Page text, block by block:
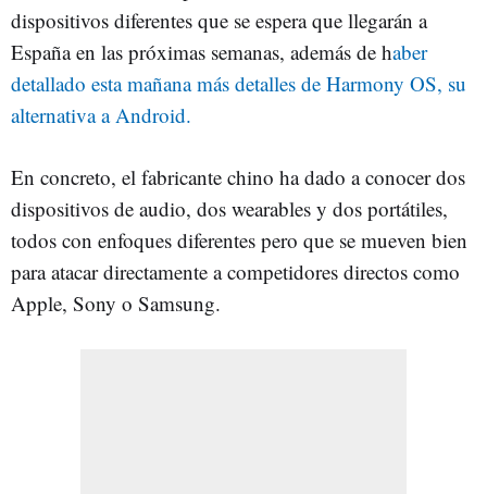
dispositivos diferentes que se espera que llegarán a
España en las próximas semanas, además de haber
detallado esta mañana más detalles de Harmony OS, su
alternativa a Android.
En concreto, el fabricante chino ha dado a conocer dos
dispositivos de audio, dos wearables y dos portátiles,
todos con enfoques diferentes pero que se mueven bien
para atacar directamente a competidores directos como
Apple, Sony o Samsung.